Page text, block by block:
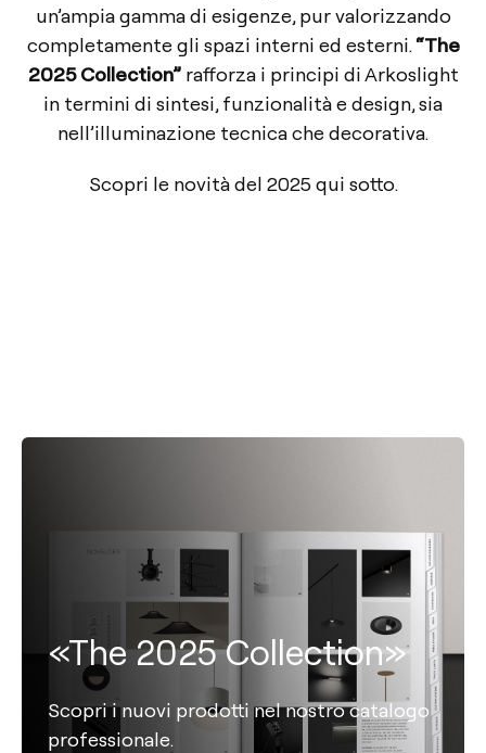
un’ampia gamma di esigenze, pur valorizzando
completamente gli spazi interni ed esterni. “The
2025 Collection”rafforza i principi di Arkoslight
in termini di sintesi, funzionalità e design, sia
nell’illuminazione tecnica che decorativa.
Scopri le novità del 2025 qui sotto.
«The 2025 Collection»
Scopri i nuovi prodotti nel nostro catalogo
professionale.